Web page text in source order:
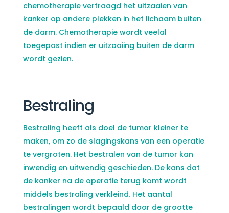
chemotherapie vertraagd het uitzaaien van
kanker op andere plekken in het lichaam buiten
de darm. Chemotherapie wordt veelal
toegepast indien er uitzaaiing buiten de darm
wordt gezien.
Bestraling
Bestraling heeft als doel de tumor kleiner te
maken, om zo de slagingskans van een operatie
te vergroten. Het bestralen van de tumor kan
inwendig en uitwendig geschieden. De kans dat
de kanker na de operatie terug komt wordt
middels bestraling verkleind. Het aantal
bestralingen wordt bepaald door de grootte